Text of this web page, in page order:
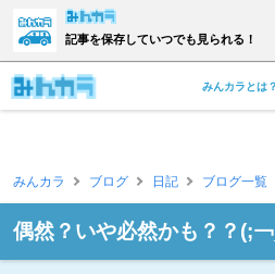
記事を保存していつでも見られる！
みんカラとは？
みんカラ ブログ 日記 ブログ一覧
偶然？いや必然かも？？(;